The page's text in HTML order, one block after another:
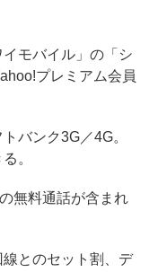
モバイル」の「シ
プレミアム会員
バンク3G／4G。
。
無料通話が含まれ
とのセット割、デ